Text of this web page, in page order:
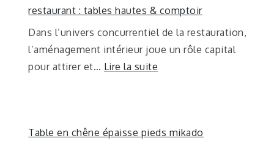
restaurant : tables hautes & comptoir
Dans l’univers concurrentiel de la restauration,
l’aménagement intérieur joue un rôle capital
pour attirer et… Lire la suite
Table en chêne épaisse pieds mikado